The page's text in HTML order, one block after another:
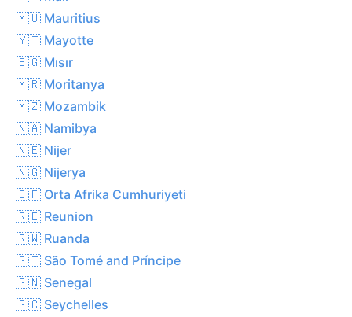
🇲🇺 Mauritius
🇾🇹 Mayotte
🇪🇬 Mısır
🇲🇷 Moritanya
🇲🇿 Mozambik
🇳🇦 Namibya
🇳🇪 Nijer
🇳🇬 Nijerya
🇨🇫 Orta Afrika Cumhuriyeti
🇷🇪 Reunion
🇷🇼 Ruanda
🇸🇹 São Tomé and Príncipe
🇸🇳 Senegal
🇸🇨 Seychelles